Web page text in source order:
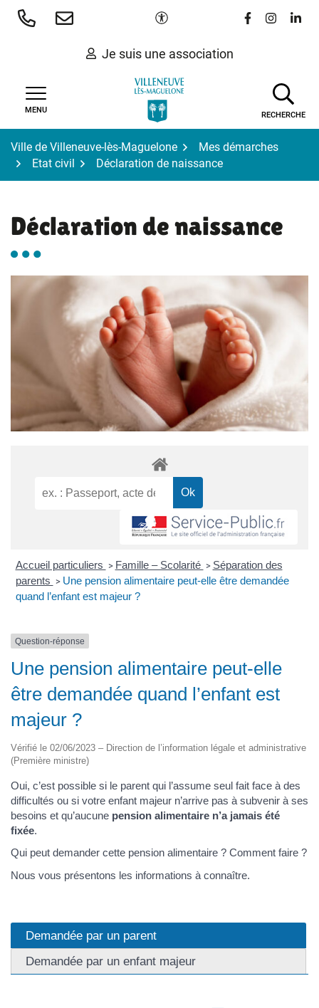
Aller
Paramètres d'accessibilité
Lien vers le
Lien vers
Lien
Je suis une association
MENU
RECHERCHE
Ville de Villeneuve-lès-Maguelone
Mes démarches
Etat civil
Déclaration de naissance
Déclaration de naissance
Accueil particuliers > Famille – Scolarité > Séparation des
parents > Une pension alimentaire peut-elle être demandée
quand l’enfant est majeur ?
Question-réponse
Une pension alimentaire peut-elle
être demandée quand l’enfant est
majeur ?
Vérifié le 02/06/2023 – Direction de l’information légale et administrative
(Première ministre)
Oui, c’est possible si le parent qui l’assume seul fait face à des
difficultés ou si votre enfant majeur n’arrive pas à subvenir à ses
besoins et qu’aucune pension alimentaire n’a jamais été
fixée.
Qui peut demander cette pension alimentaire ? Comment faire ?
Nous vous présentons les informations à connaître.
Demandée par un parent
Demandée par un enfant majeur